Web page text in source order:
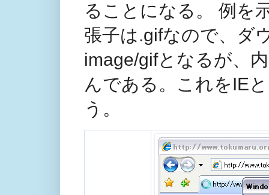
ることになる。 例を
張子は.gifなので、ダ
image/gifとなるが、
んである。これをIE
う。